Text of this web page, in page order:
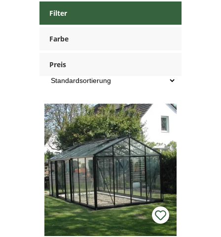
Filter
Farbe
Preis